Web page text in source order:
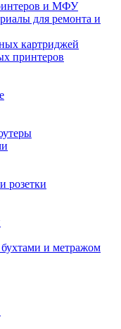
и МФУ
для ремонта и
картриджей
принтеров
розетки
бухтами и метражом